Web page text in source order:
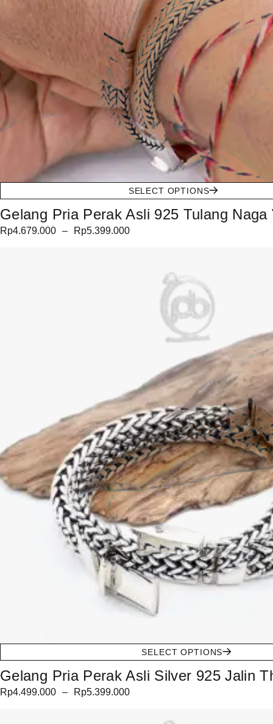
SELECT OPTIONS
Gelang Pria Perak Asli 925 Tulang Naga
Rp4.679.000 – Rp5.399.000
SELECT OPTIONS
Gelang Pria Perak Asli Silver 925 Jalin
Rp4.499.000 – Rp5.399.000